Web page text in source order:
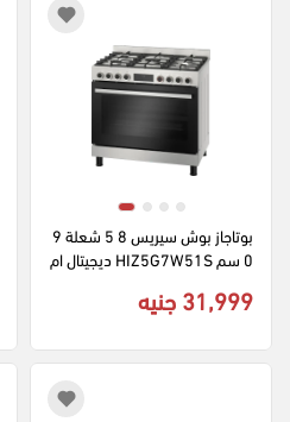
بوتاجاز بوش سيريس 8 5 شعلة 9
0 سم HIZ5G7W51S ديجيتال ام
31,999 جنيه